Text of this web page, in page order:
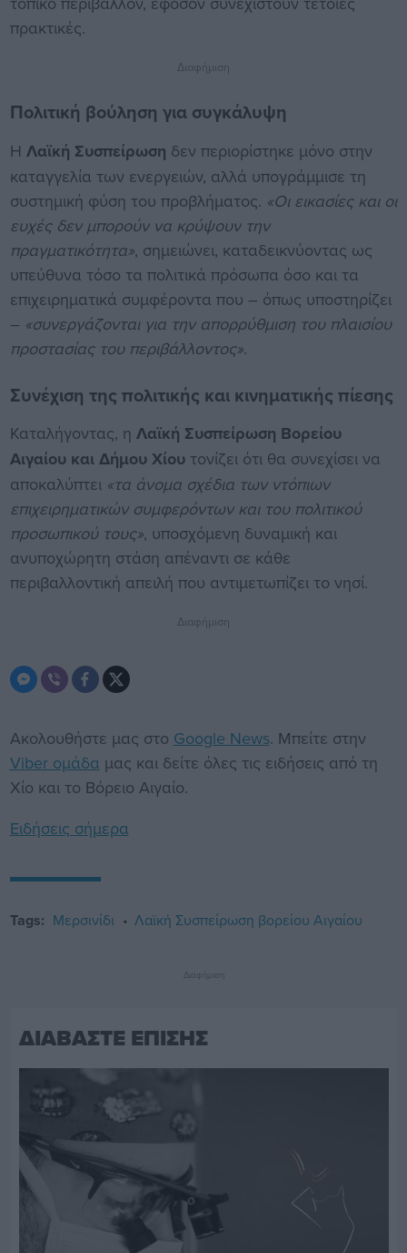
πρακτικές.
Διαφήμιση
Πολιτική βούληση για συγκάλυψη
Η Λαϊκή Συσπείρωση δεν περιορίστηκε μόνο στην
καταγγελία των ενεργειών, αλλά υπογράμμισε τη
συστημική φύση του προβλήματος. «Οι εικασίες και οι
ευχές δεν μπορούν να κρύψουν την
πραγματικότητα», σημειώνει, καταδεικνύοντας ως
υπεύθυνα τόσο τα πολιτικά πρόσωπα όσο και τα
επιχειρηματικά συμφέροντα που – όπως υποστηρίζει
– «συνεργάζονται για την απορρύθμιση του πλαισίου
προστασίας του περιβάλλοντος».
Συνέχιση της πολιτικής και κινηματικής πίεσης
Καταλήγοντας, η Λαϊκή Συσπείρωση Βορείου
Αιγαίου και Δήμου Χίουτονίζει ότι θα συνεχίσει να
αποκαλύπτει «τα άνομα σχέδια των ντόπιων
επιχειρηματικών συμφερόντων και του πολιτικού
προσωπικού τους», υποσχόμενη δυναμική και
ανυποχώρητη στάση απέναντι σε κάθε
περιβαλλοντική απειλή που αντιμετωπίζει το νησί.
Διαφήμιση
Ακολουθήστε μας στο Google News. Μπείτε στην
Viber ομάδα μας και δείτε όλες τις ειδήσεις από τη
Χίο και το Βόρειο Αιγαίο.
Ειδήσεις σήμερα
Tags: Μερσινίδι Λαϊκή Συσπείρωση βορείου Αιγαίου
Διαφήμιση
ΔΙΑΒΑΣΤΕ ΕΠΙΣΗΣ